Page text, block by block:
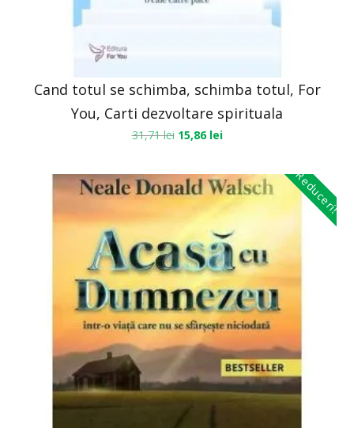
Cand totul se schimba, schimba totul, For
You, Carti dezvoltare spirituala
31,71lei 15,86 lei
Reduceri!